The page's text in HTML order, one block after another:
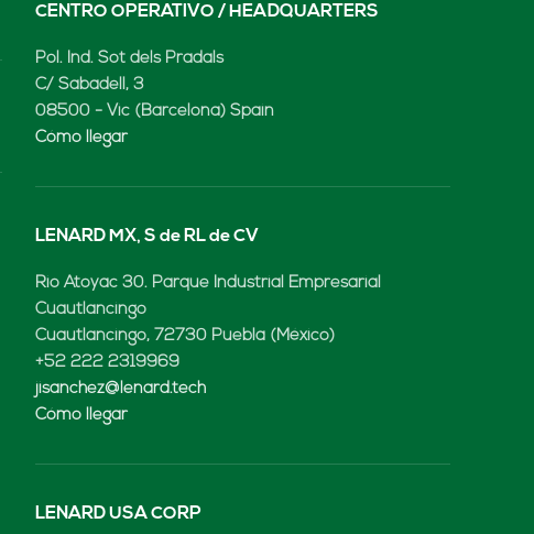
CENTRO OPERATIVO / HEADQUARTERS
Pol. Ind. Sot dels Pradals
C/ Sabadell, 3
08500 - Vic (Barcelona) Spain
Cómo llegar
LENARD MX, S de RL de CV
Rio Atoyac 30. Parque Industrial Empresarial
Cuautlancingo
Cuautlancingo, 72730 Puebla (México)
+52 222 2319969
jisanchez@lenard.tech
Cómo llegar
LENARD USA CORP